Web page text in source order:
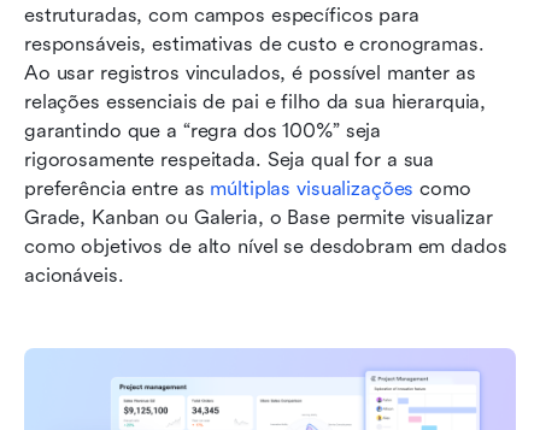
estruturadas, com campos específicos para
responsáveis, estimativas de custo e cronogramas.
Ao usar registros vinculados, é possível manter as
relações essenciais de pai e filho da sua hierarquia,
garantindo que a “regra dos 100%” seja
rigorosamente respeitada. Seja qual for a sua
preferência entre as múltiplas visualizações como
Grade, Kanban ou Galeria, o Base permite visualizar
como objetivos de alto nível se desdobram em dados
acionáveis.